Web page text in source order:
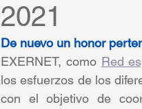
2021
De nuevo un honor
EXERNET, como Red
los esfuerzos de los
con el objetivo de